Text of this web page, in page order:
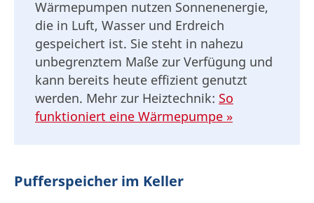
Wärmepumpen nutzen Sonnenenergie,
die in Luft, Wasser und Erdreich
gespeichert ist. Sie steht in nahezu
unbegrenztem Maße zur Verfügung und
kann bereits heute effizient genutzt
werden. Mehr zur Heiztechnik: So
funktioniert eine Wärmepumpe »
Pufferspeicher im Keller